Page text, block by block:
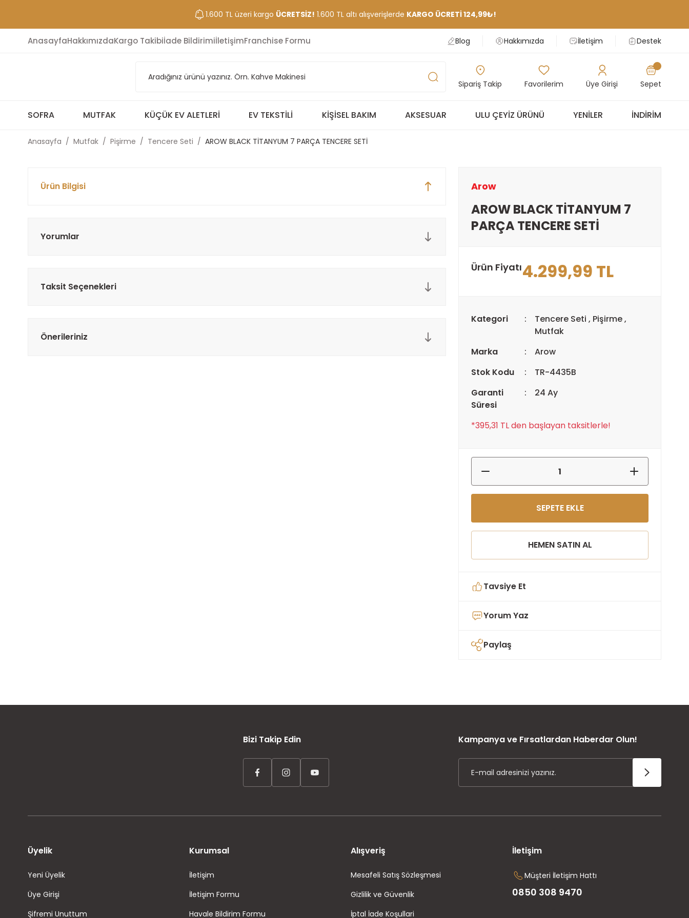
1.600 TL üzeri kargo ÜCRETSİZ! 1.600 TL altı alışverişlerde KARGO ÜCRETİ 124,99₺!
AnasayfaHakkımızdaKargo Takibiİade BildirimiİletişimFranchise Formu Blog Hakkımızda İletişim Destek
Sipariş Takip Favorilerim Üye Girişi Sepet
SOFRA MUTFAK KÜÇÜK EV ALETLERI EV TEKSTILI KIŞISEL BAKIM AKSESUAR ULU ÇEYIZ ÜRÜNÜ YENILER İNDIRIM
Anasayfa Mutfak Pişirme Tencere Seti AROW BLACK TİTANYUM 7 PARÇA TENCERE SETİ
Ürün Bilgisi
Yorumlar
Taksit Seçenekleri
Önerileriniz
Arow
AROW BLACK TİTANYUM 7
PARÇA TENCERE SETİ
Ürün Fiyatı4.299,99 TL
Kategori Tencere Seti , Pişirme,
Mutfak
Marka
Arow
Stok Kodu
TR-4435B
Garanti
Süresi
24 Ay
*395,31 TL den başlayan taksitlerle!
SEPETE EKLE
HEMEN SATIN AL
Tavsiye Et
Yorum Yaz
Paylaş
Bizi Takip Edin Kampanya ve Fırsatlardan Haberdar Olun!
Üyelik
Yeni Üyelik
Üye Girişi
Şifremi Unuttum
Kurumsal
İletişim
İletişim Formu
Havale Bildirim Formu
Alışveriş
Mesafeli Satış Sözleşmesi
Gizlilik ve Güvenlik
İptal İade Koşullari
İletişim
Müşteri İletişim Hattı
0850 308 9470